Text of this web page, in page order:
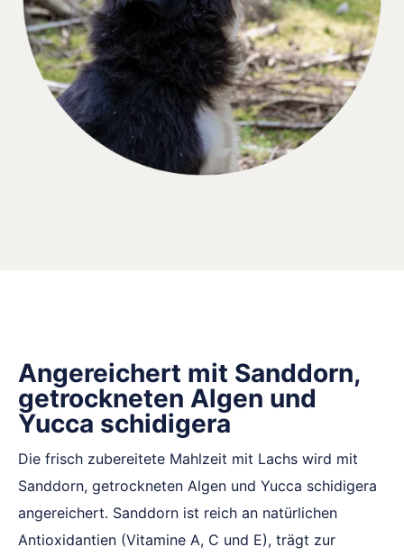
Angereichert mit Sanddorn,
getrockneten Algen und
Yucca schidigera
Die frisch zubereitete Mahlzeit mit Lachs wird mit
Sanddorn, getrockneten Algen und Yucca schidigera
angereichert. Sanddorn ist reich an natürlichen
Antioxidantien (Vitamine A, C und E), trägt zur